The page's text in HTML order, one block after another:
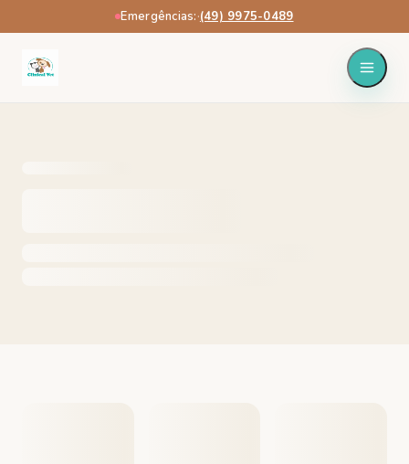
Emergências:·(49) 9975-0489